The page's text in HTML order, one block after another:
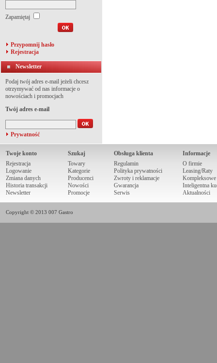
Zapamiętaj
Przypomnij hasło
Rejestracja
Newsletter
Podaj twój adres e-mail jeżeli chcesz
otrzymywać od nas informacje o
nowościach i promocjach
Twój adres e-mail
Prywatność
Twoje konto
Rejestracja
Logowanie
Zmiana danych
Historia transakcji
Newsletter
Szukaj
Towary
Kategorie
Producenci
Nowości
Promocje
Obsługa klienta
Regulamin
Polityka prywatności
Zwroty i reklamacje
Gwarancja
Serwis
Informacje
O firmie
Leasing/Raty
Kompleksowe
Inteligentna
Aktualności
Copyright © 2013 007 Gastro